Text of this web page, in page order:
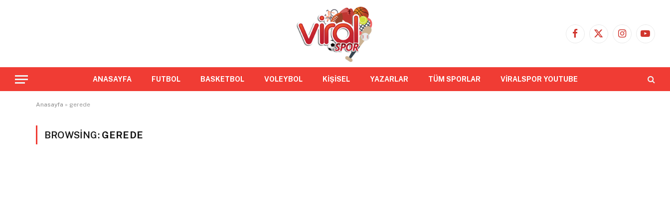
Facebook
X
Instagram
ANASAYFA FUTBOL BASKETBOL VOLEYBOL KİŞİSEL YAZARLAR TÜM SPORLAR VİRALSPOR YOUTUBE
Anasayfa » gerede
BROWSING: GEREDE